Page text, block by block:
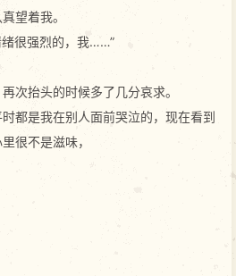
望着我。
绪很强烈的，我……”
次抬头的时候多了几分哀求。
都是我在别人面前哭泣的，现在看到
很不是滋味，